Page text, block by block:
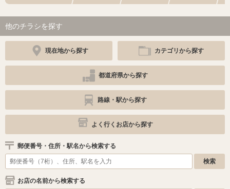
他のチラシを探す
現在地から探す カテゴリから探す
都道府県から探す
路線・駅から探す
よく行くお店から探す
郵便番号・住所・駅名から検索する
お店の名前から検索する